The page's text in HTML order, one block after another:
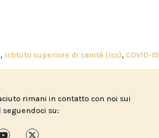
, Istituto superiore di sanità (Iss), COVID-19
rimani in contatto con noi sui
su: